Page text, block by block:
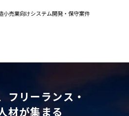
小売業向けシステム開発・保守案件
フリーランス・
材が集まる